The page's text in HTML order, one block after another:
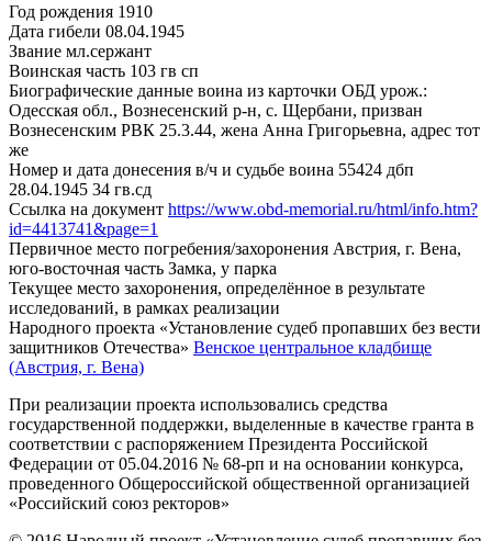
Год рождения 1910
Дата гибели 08.04.1945
Звание мл.сержант
Воинская часть 103 гв сп
Биографические данные воина из карточки ОБД урож.:
Одесская обл., Вознесенский р-н, с. Щербани, призван
Вознесенским РВК 25.3.44, жена Анна Григорьевна, адрес тот
же
Номер и дата донесения в/ч и судьбе воина 55424 дбп
28.04.1945 34 гв.сд
Ссылка на документ https://www.obd-memorial.ru/html/info.htm?
id=4413741&page=1
Первичное место погребения/захоронения Австрия, г. Вена,
юго-восточная часть Замка, у парка
Текущее место захоронения, определённое в результате
исследований, в рамках реализации
Народного проекта «Установление судеб пропавших без вести
защитников Отечества» Венское центральное кладбище
(Австрия, г. Вена)
При реализации проекта использовались средства
государственной поддержки, выделенные в качестве гранта в
соответствии с распоряжением Президента Российской
Федерации от 05.04.2016 № 68-рп и на основании конкурса,
проведенного Общероссийской общественной организацией
«Российский союз ректоров»